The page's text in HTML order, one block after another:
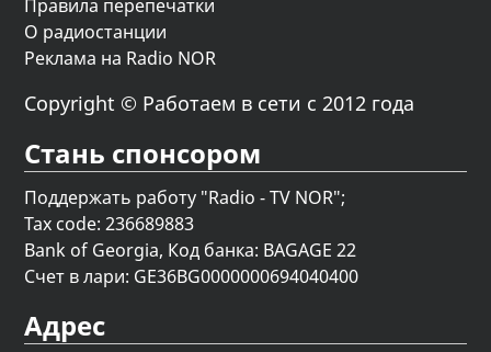
Правила перепечатки
О радиостанции
Реклама на Radio NOR
Copyright © Работаем в сети с 2012 года
Стань спонсором
Поддержать работу "Radio - TV NOR";
Tax code: 236689883
Bank of Georgia, Код банка: BAGAGE 22
Счет в лари: GE36BG0000000694040400
Адрес